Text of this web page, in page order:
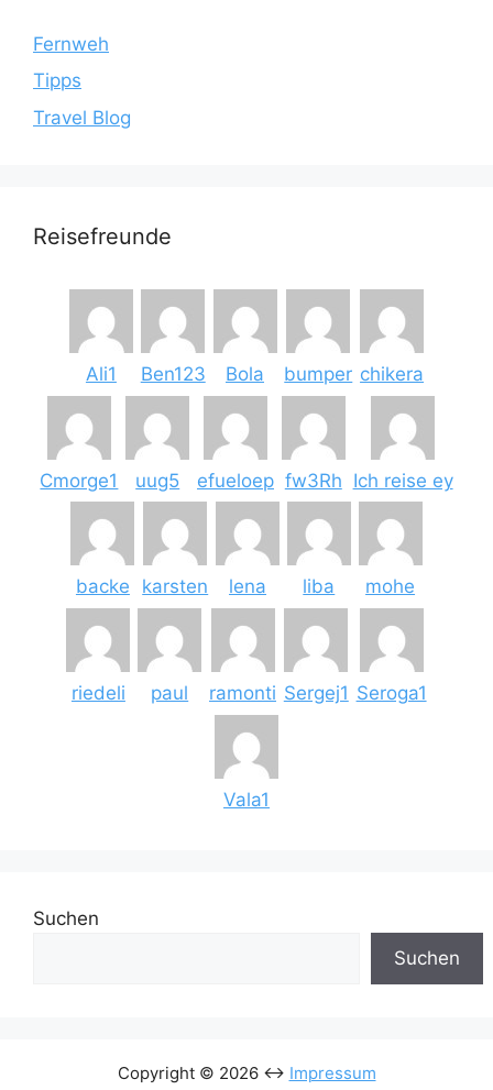
Fernweh
Tipps
Travel Blog
Reisefreunde
Ali1 Ben123 Bola bumper chikera
Cmorge1 uug5 efueloep fw3Rh Ich reise ey
backe karsten lena liba mohe
riedeli paul ramonti Sergej1 Seroga1
Vala1
Suchen
Suchen
Copyright © 2026 <-> Impressum